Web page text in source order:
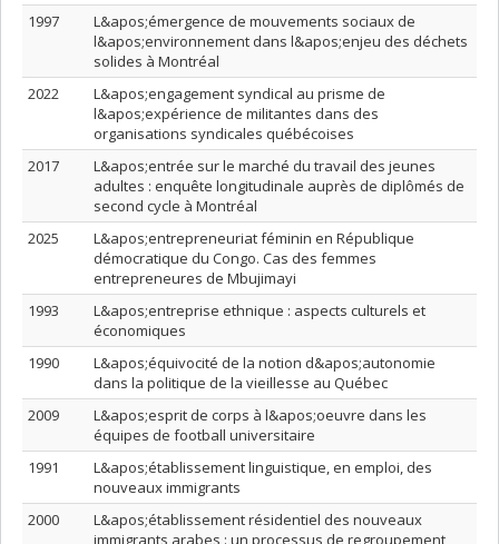
1997
L&apos;émergence de mouvements sociaux de
l&apos;environnement dans l&apos;enjeu des déchets
solides à Montréal
2022
L&apos;engagement syndical au prisme de
l&apos;expérience de militantes dans des
organisations syndicales québécoises
2017
L&apos;entrée sur le marché du travail des jeunes
adultes : enquête longitudinale auprès de diplômés de
second cycle à Montréal
2025
L&apos;entrepreneuriat féminin en République
démocratique du Congo. Cas des femmes
entrepreneures de Mbujimayi
1993
L&apos;entreprise ethnique : aspects culturels et
économiques
1990
L&apos;équivocité de la notion d&apos;autonomie
dans la politique de la vieillesse au Québec
2009
L&apos;esprit de corps à l&apos;oeuvre dans les
équipes de football universitaire
1991
L&apos;établissement linguistique, en emploi, des
nouveaux immigrants
2000
L&apos;établissement résidentiel des nouveaux
immigrants arabes : un processus de regroupement